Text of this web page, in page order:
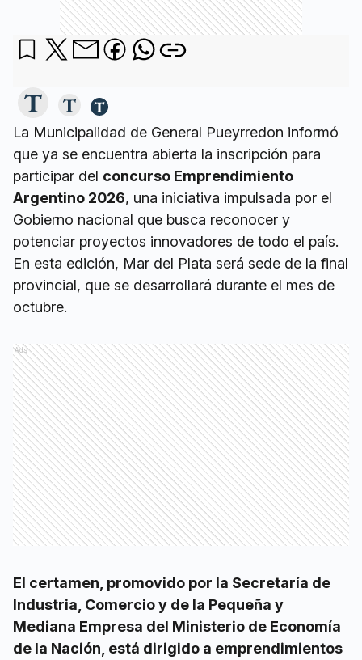
La Municipalidad de General Pueyrredon informó
que ya se encuentra abierta la inscripción para
participar del concurso Emprendimiento
Argentino 2026, una iniciativa impulsada por el
Gobierno nacional que busca reconocer y
potenciar proyectos innovadores de todo el país.
En esta edición, Mar del Plata será sede de la final
provincial, que se desarrollará durante el mes de
octubre.
Ads
El certamen, promovido por la Secretaría de
Industria, Comercio y de la Pequeña y
Mediana Empresa del Ministerio de Economía
de la Nación, está dirigido a emprendimientos